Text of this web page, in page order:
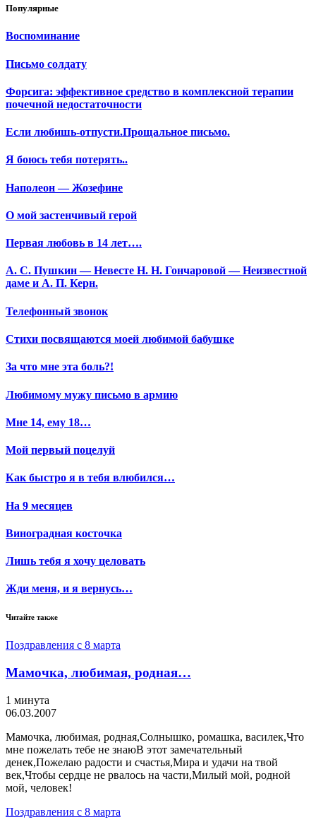
Популярные
Воспоминание
Письмо солдату
Форсига: эффективное средство в комплексной терапии
почечной недостаточности
Если любишь-отпусти.Прощальное письмо.
Я боюсь тебя потерять..
Наполеон — Жозефине
О мой застенчивый герой
Первая любовь в 14 лет….
А. С. Пушкин — Невесте Н. Н. Гончаровой — Неизвестной
даме и А. П. Керн.
Телефонный звонок
Стихи посвящаются моей любимой бабушке
За что мне эта боль?!
Любимому мужу письмо в армию
Мне 14, ему 18…
Мой первый поцелуй
Как быстро я в тебя влюбился…
На 9 месяцев
Виноградная косточка
Лишь тебя я хочу целовать
Жди меня, и я вернусь…
Читайте также
Поздравления с 8 марта
Мамочка, любимая, родная…
1 минута
06.03.2007
Мамочка, любимая, родная,Солнышко, ромашка, василек,Что
мне пожелать тебе не знаюВ этот замечательный
денек,Пожелаю радости и счастья,Мира и удачи на твой
век,Чтобы сердце не рвалось на части,Милый мой, родной
мой, человек!
Поздравления с 8 марта